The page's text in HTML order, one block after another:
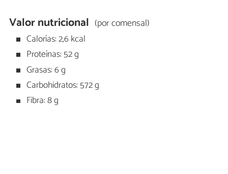
Valor nutricional (por comensal)
Calorías: 2,6 kcal
Proteínas: 52 g
Grasas: 6 g
Carbohidratos: 572 g
Fibra: 8 g